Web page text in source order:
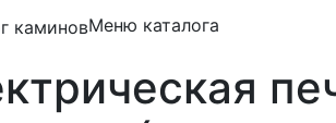
Меню каталога